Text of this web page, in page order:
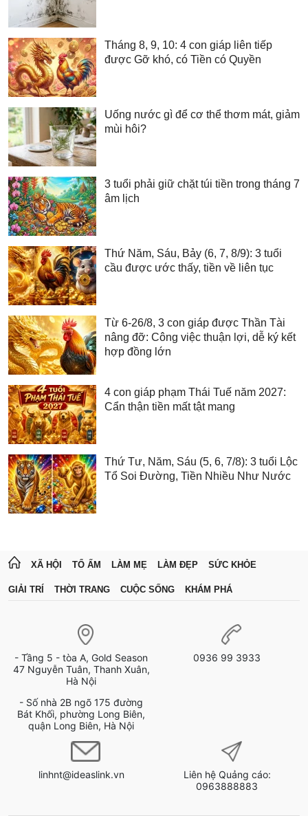
Tháng 8, 9, 10: 4 con giáp liên tiếp
được Gỡ khó, có Tiền có Quyền
Uống nước gì để cơ thể thơm mát, giảm
mùi hôi?
3 tuổi phải giữ chặt túi tiền trong tháng 7
âm lịch
Thứ Năm, Sáu, Bảy (6, 7, 8/9): 3 tuổi
cầu được ước thấy, tiền về liên tục
Từ 6-26/8, 3 con giáp được Thần Tài
nâng đỡ: Công việc thuận lợi, dễ ký kết
hợp đồng lớn
4 con giáp phạm Thái Tuế năm 2027:
Cẩn thận tiền mất tật mang
Thứ Tư, Năm, Sáu (5, 6, 7/8): 3 tuổi Lộc
Tổ Soi Đường, Tiền Nhiều Như Nước
XÃ HỘI TỔ ẤM LÀM MẸ LÀM ĐẸP SỨC KHỎE
GIẢI TRÍ THỜI TRANG CUỘC SỐNG KHÁM PHÁ
- Tầng 5 - tòa A, Gold Season
47 Nguyễn Tuân, Thanh Xuân,
Hà Nội
- Số nhà 2B ngõ 175 đường
Bát Khối, phường Long Biên,
quận Long Biên, Hà Nội
0936 99 3933
linhnt@ideaslink.vn
Liên hệ Quảng cáo:
0963888883